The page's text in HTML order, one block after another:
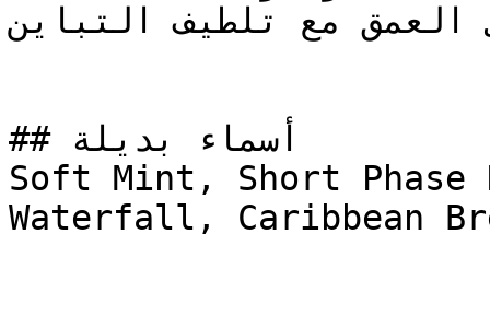
العمق مع تلطيف التباين.
## أسماء بديلة
Soft Mint, Short Phase
Waterfall, Caribbean